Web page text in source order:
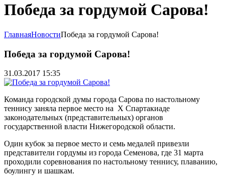
Победа за гордумой Сарова!
ГлавнаяНовостиПобеда за гордумой Сарова!
Победа за гордумой Сарова!
31.03.2017 15:35
Команда городской думы города Сарова по настольному
теннису заняла первое место на Х Спартакиаде
законодательных (представительных) органов
государственной власти Нижегородской области.
Один кубок за первое место и семь медалей привезли
представители гордумы из города Семенова, где 31 марта
проходили соревнования по настольному теннису, плаванию,
боулингу и шашкам.